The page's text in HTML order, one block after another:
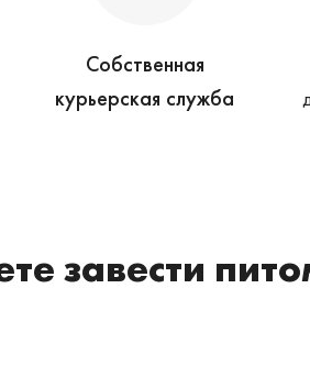
Собственная
курьерская служба
завести